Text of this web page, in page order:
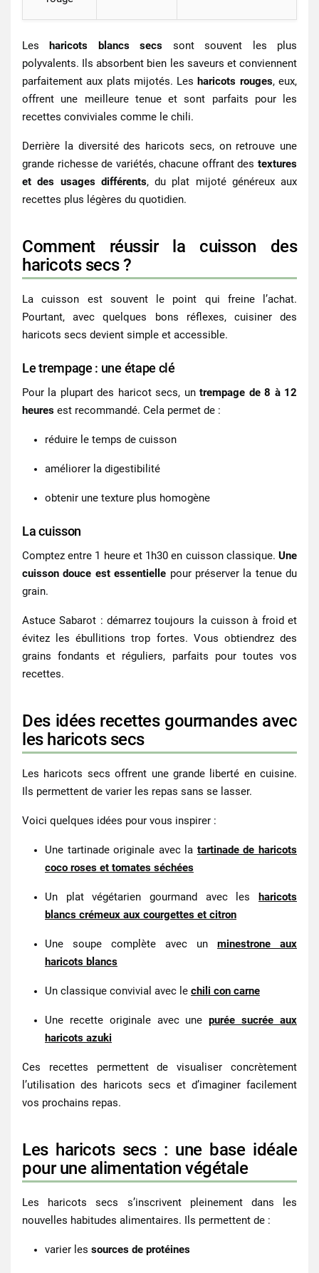
Lesharicots blancs secs sont souvent les plus
polyvalents. Ils absorbent bien les saveurs et conviennent
parfaitement aux plats mijotés. Lesharicots rouges, eux,
offrent une meilleure tenue et sont parfaits pour les
recettes conviviales comme le chili.
Derrière la diversité des haricots secs, on retrouve une
grande richesse de variétés, chacune offrant des textures
et des usages différents, du plat mijoté généreux aux
recettes plus légères du quotidien.
Comment réussir la cuisson des
haricots secs ?
La cuisson est souvent le point qui freine l’achat.
Pourtant, avec quelques bons réflexes, cuisiner des
haricots secs devient simple et accessible.
Le trempage : une étape clé
Pour la plupart des haricot secs, untrempage de 8 à 12
heures est recommandé. Cela permet de :
réduire le temps de cuisson
améliorer la digestibilité
obtenir une texture plus homogène
La cuisson
Comptez entre 1 heure et 1h30 en cuisson classique. Une
cuisson douce est essentielle pour préserver la tenue du
grain.
Astuce Sabarot : démarrez toujours la cuisson à froid et
évitez les ébullitions trop fortes. Vous obtiendrez des
grains fondants et réguliers, parfaits pour toutes vos
recettes.
Des idées recettes gourmandes avec
les haricots secs
Les haricots secs offrent une grande liberté en cuisine.
Ils permettent de varier les repas sans se lasser.
Voici quelques idées pour vous inspirer :
Une tartinade originale avec la tartinade de haricots
coco roses et tomates séchées
Un plat végétarien gourmand avec les haricots
blancs crémeux aux courgettes et citron
Une soupe complète avec un minestrone aux
haricots blancs
Un classique convivial avec le chili con carne
Une recette originale avec unepurée sucrée aux
haricots azuki
Ces recettes permettent de visualiser concrètement
l’utilisation des haricots secs et d’imaginer facilement
vos prochains repas.
Les haricots secs : une base idéale
pour une alimentation végétale
Les haricots secs s’inscrivent pleinement dans les
nouvelles habitudes alimentaires. Ils permettent de :
varier les sources de protéines